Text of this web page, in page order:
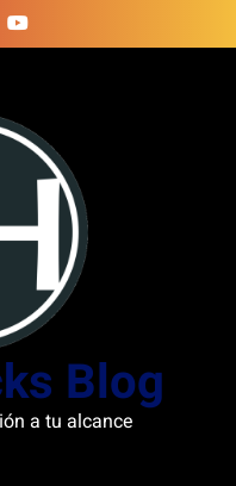
Blog
a tu alcance